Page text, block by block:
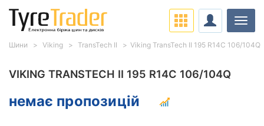
VIKING TRANSTECH II 195 R14C 106/104Q
немає пропозицій
Шини Viking TransTech II Viking TransTech II 195 R14C 106/104Q